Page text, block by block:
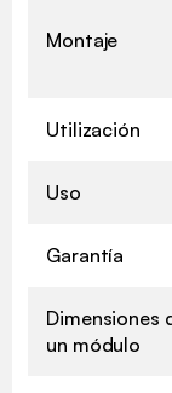
Montaje
Utilización
Uso
Garantía
Dimensiones
un módulo